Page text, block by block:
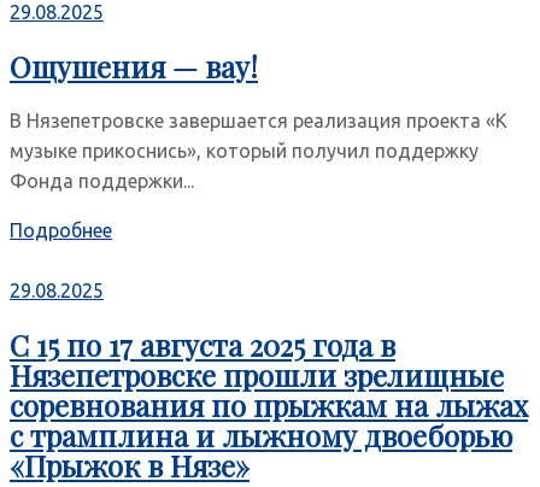
29.08.2025
Ощушения — вау!
В Нязепетровске завершается реализация проекта «К
музыке прикоснись», который получил поддержку
Фонда поддержки...
Подробнее
29.08.2025
С 15 по 17 августа 2025 года в
Нязепетровске прошли зрелищные
соревнования по прыжкам на лыжах
с трамплина и лыжному двоеборью
«Прыжок в Нязе»